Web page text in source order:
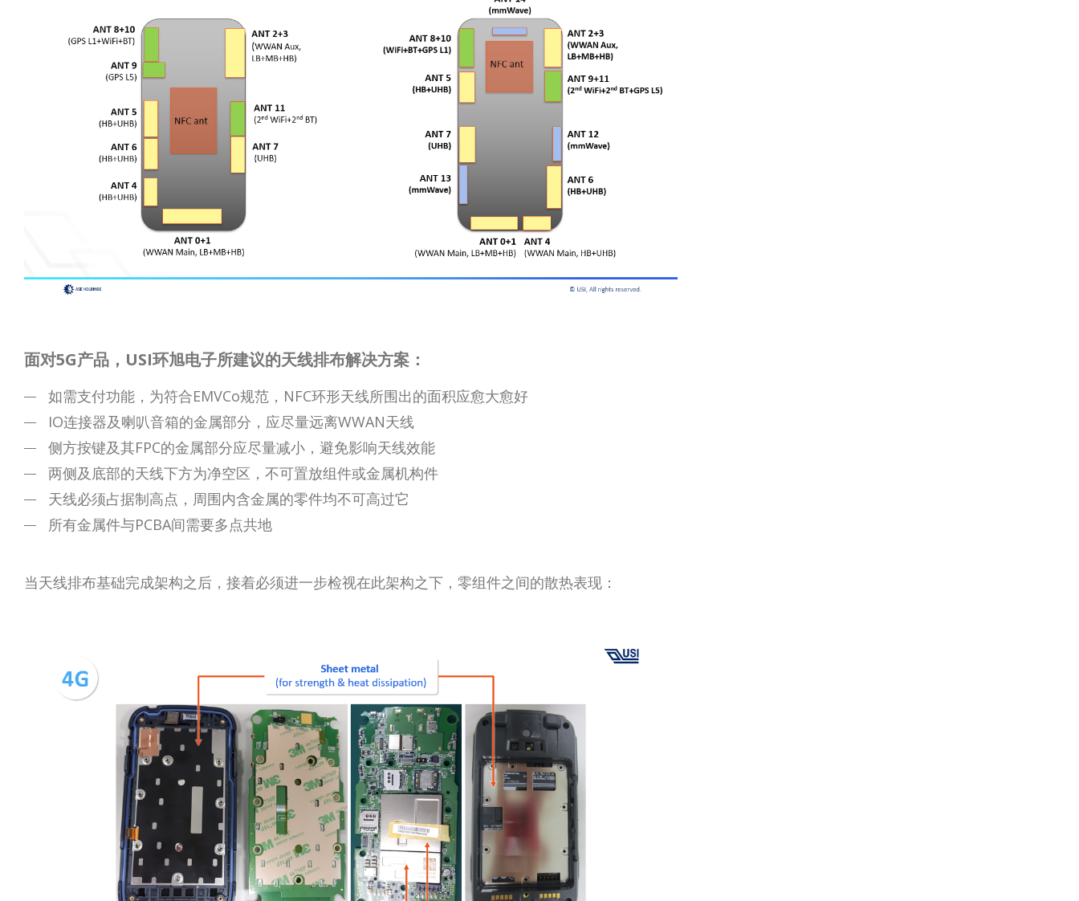
面对5G产品，USI环旭电子所建议的天线排布解决方案：
如需支付功能，为符合EMVCo规范，NFC环形天线所围出的面积应愈大愈好
IO连接器及喇叭音箱的金属部分，应尽量远离WWAN天线
侧方按键及其FPC的金属部分应尽量减小，避免影响天线效能
两侧及底部的天线下方为净空区，不可置放组件或金属机构件
天线必须占据制高点，周围内含金属的零件均不可高过它
所有金属件与PCBA间需要多点共地
当天线排布基础完成架构之后，接着必须进一步检视在此架构之下，零组件之间的散热表现：